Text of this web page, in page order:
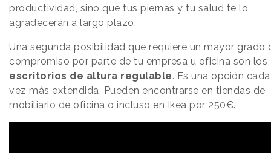
productividad, sino que tus piernas y tu salud te lo
agradecerán a largo plazo.
Una segunda posibilidad que requiere un mayor grado
compromiso por parte de tu empresa u oficina son los
escritorios de altura regulable. Es una opción cada
vez más extendida. Pueden encontrarse en tiendas de
mobiliario de oficina o incluso en Ikea por 250€.